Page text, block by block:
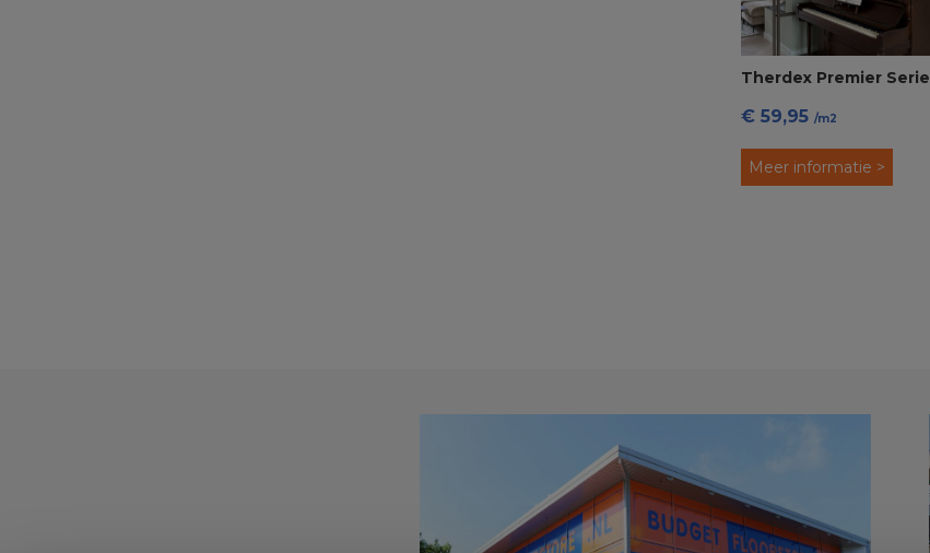
Therdex Premier Serie
C7581 Visgraat PVC
Click
€ 59,95 /m2
Meer informatie >